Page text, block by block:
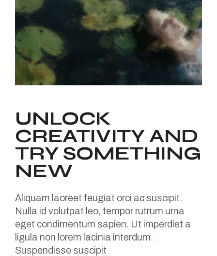
UNLOCK
CREATIVITY AND
TRY SOMETHING
NEW
Aliquam laoreet feugiat orci ac suscipit.
Nulla id volutpat leo, tempor rutrum urna
eget condimentum sapien. Ut imperdiet a
ligula non lorem lacinia interdum.
Suspendisse suscipit